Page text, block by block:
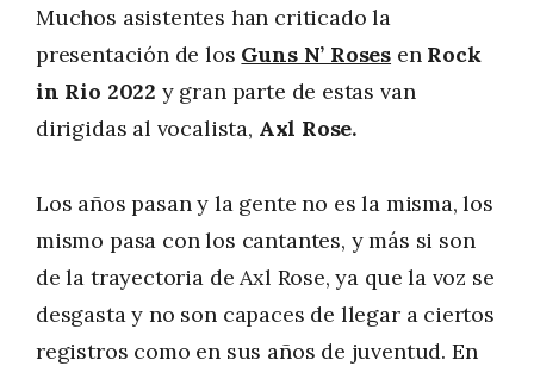
Muchos asistentes han criticado la
presentación de los Guns N’ Roses en Rock
in Rio 2022 y gran parte de estas van
dirigidas al vocalista, Axl Rose.
Los años pasan y la gente no es la misma, los
mismo pasa con los cantantes, y más si son
de la trayectoria de Axl Rose, ya que la voz se
desgasta y no son capaces de llegar a ciertos
registros como en sus años de juventud. En